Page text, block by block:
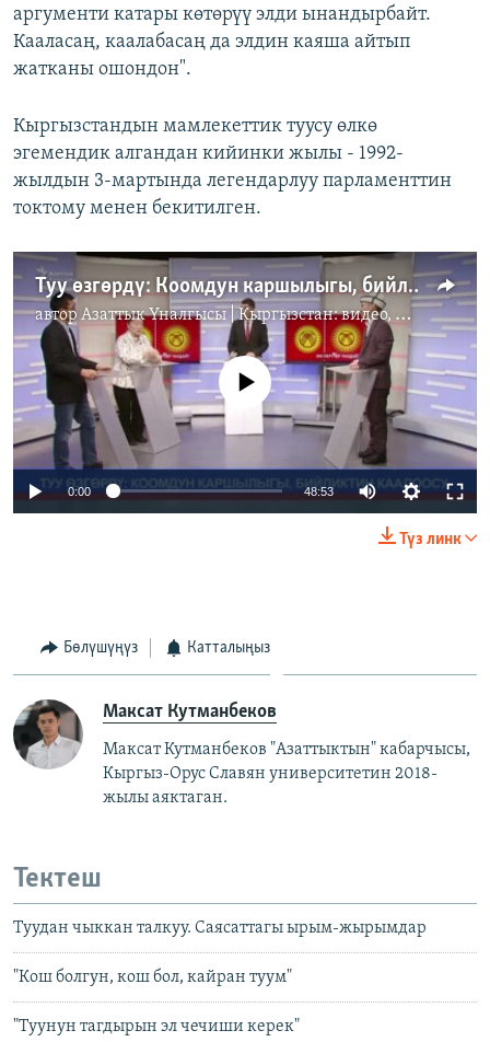
аргументи катары көтөрүү элди ынандырбайт.
Кааласаң, каалабасаң да элдин каяша айтып
жатканы ошондон".
Кыргызстандын мамлекеттик туусу өлкө
эгемендик алгандан кийинки жылы - 1992-
жылдын 3-мартында легендарлуу парламенттин
токтому менен бекитилген.
Туу өзгөрдү: Коомдун каршылыгы, бийликтин каалоосу
автор Азаттык Үналгысы | Кыргызстан: видео, фото, кабарлар
720p
No media source currently available
0:00 48:53 Auto
240p
1080p
Түз линк
Бөлүшүңүз Катталыңыз
Максат Кутманбеков
Максат Кутманбеков "Азаттыктын" кабарчысы,
Кыргыз-Орус Славян университетин 2018-
жылы аяктаган.
Тектеш
Туудан чыккан талкуу. Саясаттагы ырым-жырымдар
"Кош болгун, кош бол, кайран туум"
"Туунун тагдырын эл чечиши керек"